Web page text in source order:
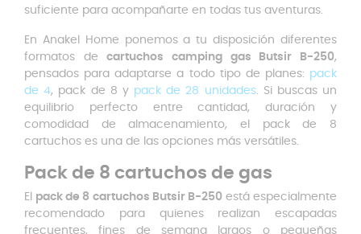
suficiente para acompañarte en todas tus aventuras.
En Anakel Home ponemos a tu disposición diferentes
formatos decartuchos camping gas Butsir B-250,
pensados para adaptarse a todo tipo de planes: pack
de 4, pack de 8 y pack de 28 unidades. Si buscas un
equilibrio perfecto entre cantidad, duración y
comodidad de almacenamiento, el pack de 8
cartuchos es una de las opciones más versátiles.
Pack de 8 cartuchos de gas
El pack de 8 cartuchos Butsir B-250 está especialmente
recomendado para quienes realizan escapadas
frecuentes, fines de semana largos o pequeñas